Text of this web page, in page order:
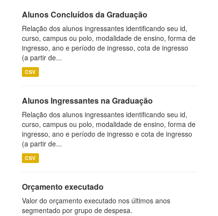
Alunos Concluídos da Graduação
Relação dos alunos ingressantes identificando seu id,
curso, campus ou polo, modalidade de ensino, forma de
ingresso, ano e período de ingresso, cota de ingresso
(a partir de...
CSV
Alunos Ingressantes na Graduação
Relação dos alunos ingressantes identificando seu id,
curso, campus ou polo, modalidade de ensino, forma de
ingresso, ano e período de ingresso e cota de ingresso
(a partir de...
CSV
Orçamento executado
Valor do orçamento executado nos últimos anos
segmentado por grupo de despesa.